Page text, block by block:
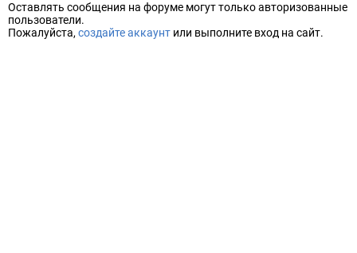
Оставлять сообщения на форуме могут только авторизованные
пользователи.
Пожалуйста, создайте аккаунт или выполните вход на сайт.